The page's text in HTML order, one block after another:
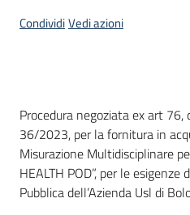
CondividiVedi azioni
Dati del bando
Procedura negoziata ex art 76,
36/2023, per la fornitura in
Misurazione Multidisciplinare
HEALTH POD”, per le
Pubblica dell’Azienda Usl di